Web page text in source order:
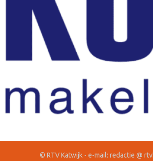
© RTV Katwijk - e-mail: redactie @